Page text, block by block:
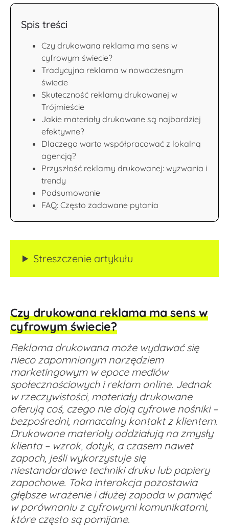
Spis treści
Czy drukowana reklama ma sens w
cyfrowym świecie?
Tradycyjna reklama w nowoczesnym
świecie
Skuteczność reklamy drukowanej w
Trójmieście
Jakie materiały drukowane są najbardziej
efektywne?
Dlaczego warto współpracować z lokalną
agencją?
Przyszłość reklamy drukowanej: wyzwania i
trendy
Podsumowanie
FAQ: Często zadawane pytania
Streszczenie artykułu
Czy drukowana reklama ma sens w
cyfrowym świecie?
Reklama drukowana może wydawać się
nieco zapomnianym narzędziem
marketingowym w epoce mediów
społecznościowych i reklam online. Jednak
w rzeczywistości, materiały drukowane
oferują coś, czego nie dają cyfrowe nośniki –
bezpośredni, namacalny kontakt z klientem.
Drukowane materiały oddziałują na zmysły
klienta – wzrok, dotyk, a czasem nawet
zapach, jeśli wykorzystuje się
niestandardowe techniki druku lub papiery
zapachowe. Taka interakcja pozostawia
głębsze wrażenie i dłużej zapada w pamięć
w porównaniu z cyfrowymi komunikatami,
które często są pomijane.